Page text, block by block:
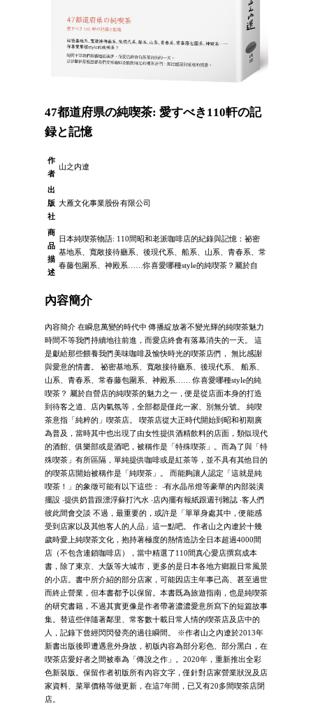
47都道府県の純喫茶: 愛すべき110軒の記
録と記憶
作
者
山之内遼
出
版
社
大雁文化事業股份有限公司
商
品
描
述
日本純喫茶物語: 110間昭和老派咖啡店的紀錄與記憶：祕密
基地系、寬敞接待廳系、後現代系、船系、山系、青春系、常
春藤包圍系、神殿系……你喜愛哪種style的純喫茶？屬於自
內容簡介
內容簡介 在瞬息萬變的時代中 傳播綻放著不變光輝的純喫茶魅力
時間不等我們持續地往前進，而愛店終會有落幕消失的一天。 這
是獻給那些餵養我們美味咖啡及愉快時光的喫茶店們， 無比感謝
與愛意的情書。 祕密基地系、寬敞接待廳系、後現代系、 船系、
山系、青春系、常春藤包圍系、神殿系…… 你喜愛哪種style的純
喫茶？ 屬於自營店的純喫茶的魅力之一，便是從店面本身的打造
到待客之道、店內氣氛等，全部都是僅此一家、別無分號。 純喫
茶意指「純粹的」喫茶店。 喫茶店從大正時代開始到昭和初期廣
為普及，當時其中也出現了由女性提供酒精飲料的店面，類似現代
的酒館、俱樂部或是酒吧，被稱作是「特殊喫茶」。而為了與「特
殊喫茶」有所區隔，單純提供咖啡或是紅茶等，並不具有其他目的
的喫茶店開始被稱作是「純喫茶」。 而能夠讓人認定「這就是純
喫茶！」的象徵可能有以下這些： ‧有水晶吊燈等豪華的內部裝潢
擺設 ‧提供奶昔跟漂浮蘇打汽水 ‧店內擺有報紙跟週刊雜誌 ‧客人們
彼此間會交談 不過，最重要的，或許是「單單身處其中，便能感
受到店家以及其他客人的人品」這一點吧。 作者山之內遼於十幾
歲時愛上純喫茶文化，抱持著極度的熱情造訪全日本超過4000間
店（不包含連鎖咖啡店），當中精選了110間真心愛店撰寫成本
書，除了東京、大阪等大城市，更多的是日本各地方鄉親日常風景
的小店。書中所介紹的部分店家，可能因店主年事已高、甚至過世
而終止營業，但本書都予以保留。本書既為旅遊指南，也是純喫茶
的研究書籍，不過其實更像是作者帶著濃濃愛意所寫下的短篇故事
集。替這些伴隨著鄰里、常客數十載日常人情的喫茶店及店中的
人，記錄下曾經閃閃發亮的過往瞬間。 ※作者山之內遼於2013年
新書出版後即遭遇意外身故，初版內容為部分彩色、部分黑白，在
喫茶店愛好者之間被奉為「傳說之作」。2020年，重新推出全彩
色新裝版。保留作者初版所有內容文字，僅針對店家營業狀況及店
家資料、菜單價格等做更新，在這7年間，已又有20多間喫茶店閉
店。